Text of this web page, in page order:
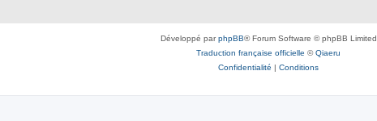
Développé parphpBB® Forum Software © phpBB Limited
Traduction française officielle ©Qiaeru
Confidentialité | Conditions